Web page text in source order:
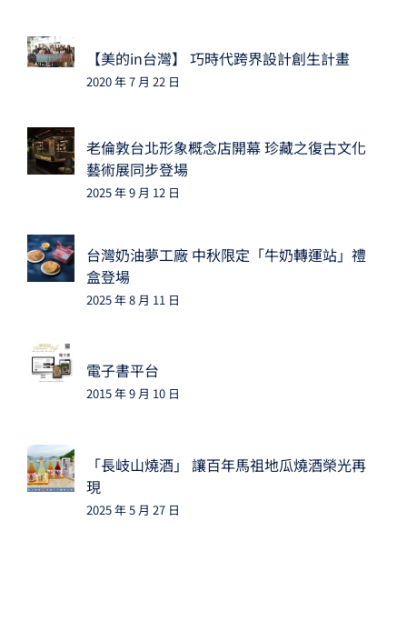
【美的in台灣】 巧時代跨界設計創生計畫
2020 年 7 月 22 日
老倫敦台北形象概念店開幕 珍藏之復古文化
藝術展同步登場
2025 年 9 月 12 日
台灣奶油夢工廠 中秋限定「牛奶轉運站」禮
盒登場
2025 年 8 月 11 日
電子書平台
2015 年 9 月 10 日
「長岐山燒酒」 讓百年馬祖地瓜燒酒榮光再
現
2025 年 5 月 27 日